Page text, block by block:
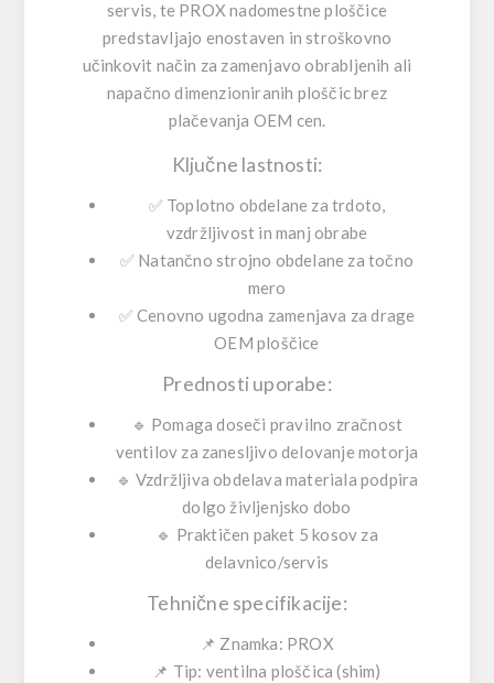
servis, te PROX nadomestne ploščice
predstavljajo enostaven in stroškovno
učinkovit način za zamenjavo obrabljenih ali
napačno dimenzioniranih ploščic brez
plačevanja OEM cen.
Ključne lastnosti:
✅ Toplotno obdelane za trdoto,
vzdržljivost in manj obrabe
✅ Natančno strojno obdelane za točno
mero
✅ Cenovno ugodna zamenjava za drage
OEM ploščice
Prednosti uporabe:
🔹 Pomaga doseči pravilno zračnost
ventilov za zanesljivo delovanje motorja
🔹 Vzdržljiva obdelava materiala podpira
dolgo življenjsko dobo
🔹 Praktičen paket 5 kosov za
delavnico/servis
Tehnične specifikacije:
📌 Znamka: PROX
📌 Tip: ventilna ploščica (shim)